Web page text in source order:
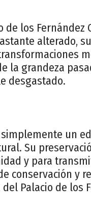
los Fernández
alterado,
la grandeza
desgastado.
un
Su
y para
conservación y
Palacio de los